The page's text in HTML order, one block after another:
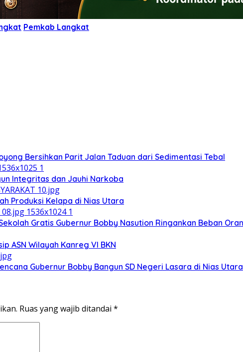
Pemkab Langkat
Bersihkan Parit Jalan Taduan dari Sedimentasi Tebal
Integritas dan Jauhi Narkoba
Produksi Kelapa di Nias Utara
Gratis Gubernur Bobby Nasution Ringankan Beban
ASN Wilayah Kanreg VI BKN
Gubernur Bobby Bangun SD Negeri Lasara di Nias Utara
Ruas yang wajib ditandai *